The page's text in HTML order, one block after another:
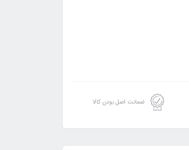
ضمانت اصل بودن کالا